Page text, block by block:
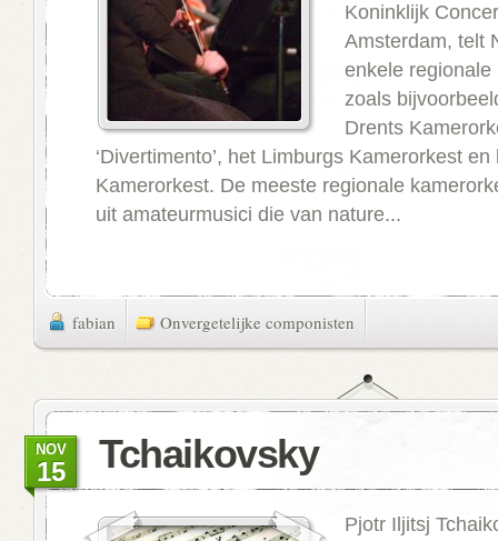
Koninklijk
Amsterdam, telt
enkele
zoals
Drents
‘Divertimento’, het Limburgs Kamerorkest
Kamerorkest. De meeste regionale
uit amateurmusici die van nature...
fabian Onvergetelijke componisten
Tchaikovsky
NOV
15
Pjotr Iljitsj